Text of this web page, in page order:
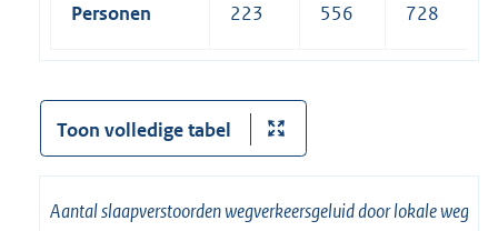
Personen 223 556 728
Toon volledige tabel
Aantal slaapverstoorden wegverkeersgeluid door lokale wegen